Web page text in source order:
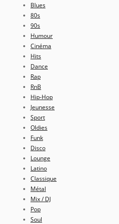
Blues
80s
90s
Humour
Cinéma
Hits
Dance
Rap
RnB
Hip-Hop
Jeunesse
Sport
Oldies
Funk
Disco
Lounge
Latino
Classique
Métal
Mix / DJ
Pop
Soul